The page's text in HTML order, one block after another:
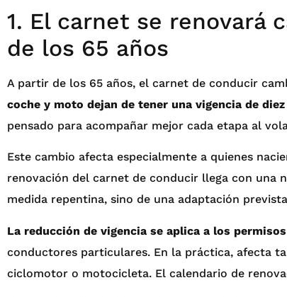
1. El carnet se renovará
de los 65 años
A partir de los 65 años, el carnet de conducir
coche y moto dejan de tener una vigencia de
pensado para acompañar mejor cada etapa al
Este cambio afecta especialmente a quienes
renovación del carnet de conducir llega con una
medida repentina, sino de una adaptación
La reducción de vigencia se aplica a los permisos
conductores particulares. En la práctica, afecta
ciclomotor o motocicleta. El calendario de